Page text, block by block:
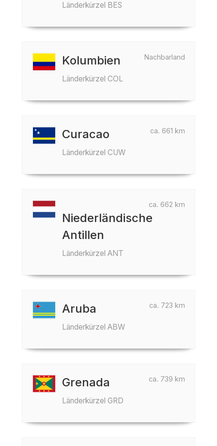
Länderkürzel BES
Nachbarland
Kolumbien
Länderkürzel COL
ca. 661 km
Curacao
Länderkürzel CUW
ca. 662 km
Niederländische
Antillen
Länderkürzel ANT
ca. 723 km
Aruba
Länderkürzel ABW
ca. 739 km
Grenada
Länderkürzel GRD